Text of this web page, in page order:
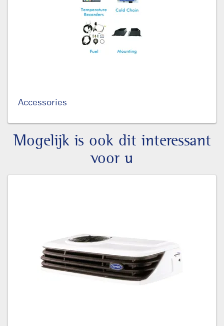
Accessories
Mogelijk is ook dit interessant
voor u